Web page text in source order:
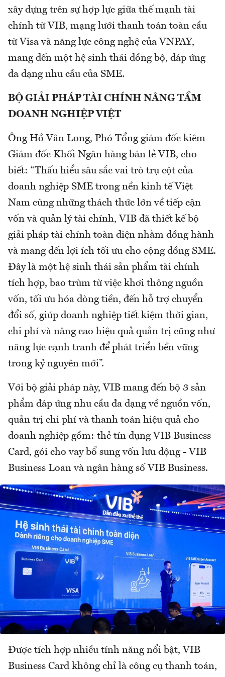
xây dựng trên sự hợp lực giữa thế mạnh tài
chính từ VIB, mạng lưới thanh toán toàn cầu
từ Visa và năng lực công nghệ của VNPAY,
mang đến một hệ sinh thái đồng bộ, đáp ứng
đa dạng nhu cầu của SME.
BỘ GIẢI PHÁP TÀI CHÍNH NÂNG TẦM
DOANH NGHIỆP VIỆT
Ông Hồ Vân Long, Phó Tổng giám đốc kiêm
Giám đốc Khối Ngân hàng bán lẻ VIB, cho
biết: “Thấu hiểu sâu sắc vai trò trụ cột của
doanh nghiệp SME trong nền kinh tế Việt
Nam cùng những thách thức lớn về tiếp cận
vốn và quản lý tài chính, VIB đã thiết kế bộ
giải pháp tài chính toàn diện nhằm đồng hành
và mang đến lợi ích tối ưu cho cộng đồng SME.
Đây là một hệ sinh thái sản phẩm tài chính
tích hợp, bao trùm từ việc khơi thông nguồn
vốn, tối ưu hóa dòng tiền, đến hỗ trợ chuyển
đổi số, giúp doanh nghiệp tiết kiệm thời gian,
chi phí và nâng cao hiệu quả quản trị cũng như
năng lực cạnh tranh để phát triển bền vững
trong kỷ nguyên mới”.
Với bộ giải pháp này, VIB mang đến bộ 3 sản
phẩm đáp ứng nhu cầu đa dạng về nguồn vốn,
quản trị chi phí và thanh toán hiệu quả cho
doanh nghiệp gồm: thẻ tín dụng VIB Business
Card, gói cho vay bổ sung vốn lưu động - VIB
Business Loan và ngân hàng số VIB Business.
Được tích hợp nhiều tính năng nổi bật, VIB
Business Card không chỉ là công cụ thanh toán,